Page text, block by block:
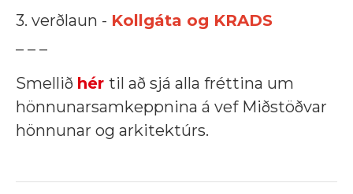
3. verðlaun - Kollgáta og KRADS
Smellið hér til að sjá alla fréttina um
hönnunarsamkeppnina á vef Miðstöðvar
hönnunar og arkitektúrs.